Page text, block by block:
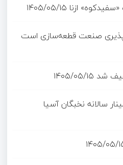
ازنا ۱۴۰۵/۰۵/۱۵
صنعت قطعه‌سازی است
شد ۱۴۰۵/۰۵/۱۵
سالانه نخبگان آسیا
۰۵/۱۵